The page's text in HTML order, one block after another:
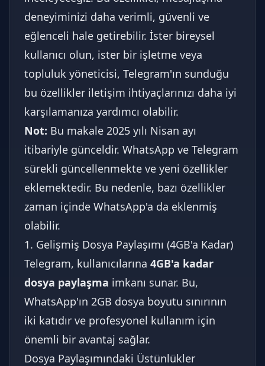
deneyiminizi daha verimli, güvenli ve
eğlenceli hale getirebilir. İster bireysel
kullanıcı olun, ister bir işletme veya
topluluk yöneticisi, Telegram'ın sunduğu
bu özellikler iletişim ihtiyaçlarınızı daha iyi
karşılamanıza yardımcı olabilir.
Not: Bu makale 2025 yılı Nisan ayı
itibariyle günceldir. WhatsApp ve Telegram
sürekli güncellenmekte ve yeni özellikler
eklemektedir. Bu nedenle, bazı özellikler
zaman içinde WhatsApp'a da eklenmiş
olabilir.
1. Gelişmiş Dosya Paylaşımı (4GB'a Kadar)
Telegram, kullanıcılarına 4GB'a kadar
dosya paylaşma imkanı sunar. Bu,
WhatsApp'ın 2GB dosya boyutu sınırının
iki katıdır ve profesyonel kullanım için
önemli bir avantaj sağlar.
Dosya Paylaşımındaki Üstünlükler